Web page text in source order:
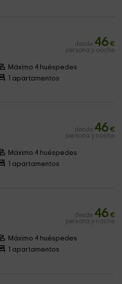
desde 46 €
persona y noche
Máximo 4 huéspedes
1 apartamentos
desde 46 €
persona y noche
Máximo 4 huéspedes
1 apartamentos
desde 46 €
persona y noche
Máximo 4 huéspedes
1 apartamentos